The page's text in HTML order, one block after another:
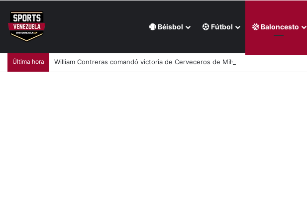
Béisbol Fútbol Baloncesto
Última hora William Contreras comandó victoria de Cerveceros de Milwaukee en casa (+Video)